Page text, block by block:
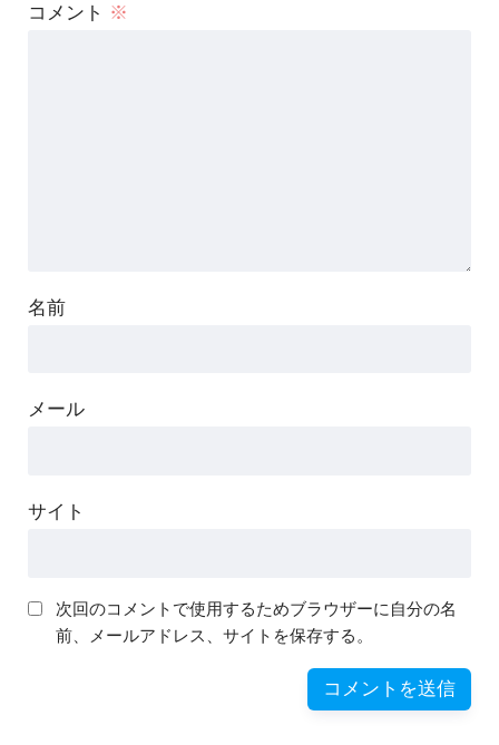
コメント ※
名前
メール
サイト
次回のコメントで使用するためブラウザーに自分の名
前、メールアドレス、サイトを保存する。